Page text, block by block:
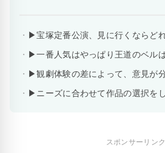
▶宝塚定番公演、見に行くならど
▶一番人気はやっぱり王道のベルば
▶観劇体験の差によって、意見が
▶ニーズに合わせて作品の選択を
スポンサーリンク